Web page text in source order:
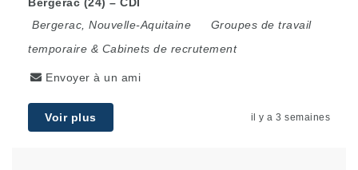
Bergerac Nouvelle-Aquitaine
Groupes de travail
temporaire & Cabinets de recrutement
Envoyer à un ami
Voir plus il y a 3 semaines